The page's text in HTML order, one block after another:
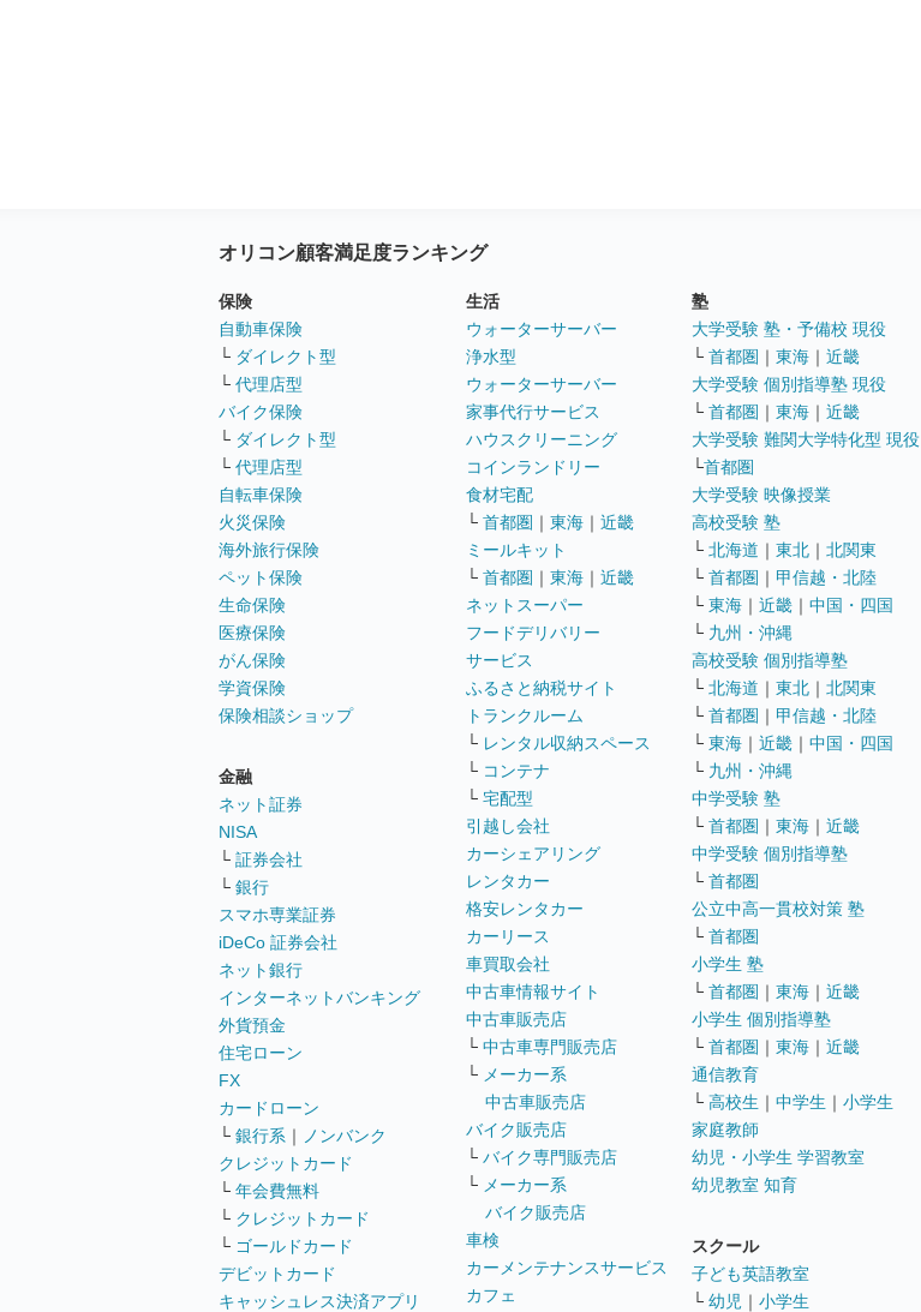
オリコン顧客満足度ランキング
保険
自動車保険
└ ダイレクト型
└ 代理店型
バイク保険
└ ダイレクト型
└ 代理店型
自転車保険
火災保険
海外旅行保険
ペット保険
生命保険
医療保険
がん保険
学資保険
保険相談ショップ
金融
ネット証券
NISA
└ 証券会社
└ 銀行
スマホ専業証券
iDeCo 証券会社
ネット銀行
インターネットバンキング
外貨預金
住宅ローン
FX
カードローン
└ 銀行系 ｜
ノンバンク
クレジットカード
└ 年会費無料
└ クレジットカード
└ ゴールドカード
デビットカード
キャッシュレス決済アプリ
生活
ウォーターサーバー
浄水型
ウォーターサーバー
家事代行サービス
ハウスクリーニング
コインランドリー
食材宅配
└ 首都圏 ｜ 東海 ｜ 近畿
ミールキット
└ 首都圏 ｜ 東海 ｜ 近畿
ネットスーパー
フードデリバリー
サービス
ふるさと納税サイト
トランクルーム
└ レンタル収納スペース
└ コンテナ
└ 宅配型
引越し会社
カーシェアリング
レンタカー
格安レンタカー
カーリース
車買取会社
中古車情報サイト
中古車販売店
└ 中古車専門販売店
└ メーカー系
中古車販売店
バイク販売店
└ バイク専門販売店
└ メーカー系
バイク販売店
車検
カーメンテナンスサービス
カフェ
塾
大学受験 塾・予備校 現役
└ 首都圏 ｜ 東海 ｜ 近畿
大学受験 個別指導塾 現役
└ 首都圏 ｜ 東海 ｜ 近畿
大学受験 難関大学特化型 現役
└首都圏
大学受験 映像授業
高校受験 塾
└ 北海道 ｜ 東北 ｜ 北関東
└ 首都圏 ｜ 甲信越・北陸
└ 東海 ｜ 近畿 ｜ 中国・四国
└ 九州・沖縄
高校受験 個別指導塾
└ 北海道 ｜ 東北 ｜ 北関東
└ 首都圏 ｜ 甲信越・北陸
└ 東海 ｜ 近畿 ｜ 中国・四国
└ 九州・沖縄
中学受験 塾
└ 首都圏 ｜ 東海 ｜ 近畿
中学受験 個別指導塾
└ 首都圏
公立中高一貫校対策 塾
└ 首都圏
小学生 塾
└ 首都圏 ｜ 東海 ｜ 近畿
小学生 個別指導塾
└ 首都圏 ｜ 東海 ｜ 近畿
通信教育
└ 高校生 ｜ 中学生 ｜ 小学生
家庭教師
幼児・小学生 学習教室
幼児教室 知育
スクール
子ども英語教室
└ 幼児 ｜ 小学生